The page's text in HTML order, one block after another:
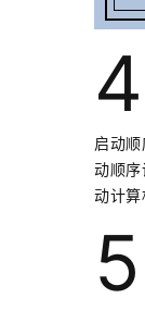
启动
动顺
动计算